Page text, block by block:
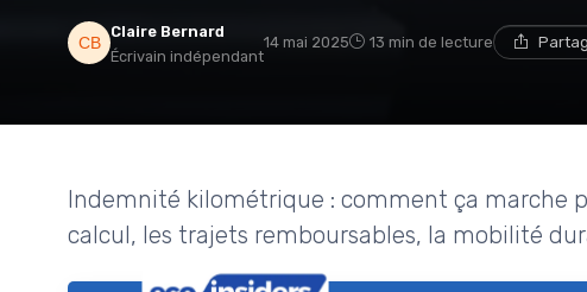
Claire Bernard
Écrivain indépendant
14 mai 2025 13 min de lecture
Indemnité kilométrique : comment ça marche
calcul, les trajets remboursables, la mobilité